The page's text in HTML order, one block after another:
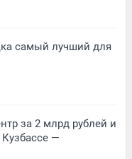
самый лучший для
за 2 млрд рублей и
Кузбассе —